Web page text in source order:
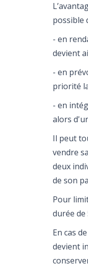
possible
- en
devient
- en
priorité
- en
alors
Il peut
vendre
deux
de son
Pour
durée
En cas
devient